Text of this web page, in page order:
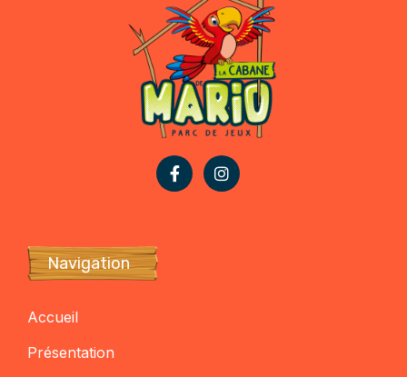
Navigation
Accueil
Présentation